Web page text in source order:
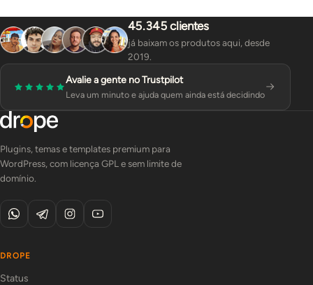
45.345 clientes
já baixam os produtos aqui, desde
2019.
Avalie a gente no Trustpilot
Leva um minuto e ajuda quem ainda está decidindo
Plugins, temas e templates premium para
WordPress, com licença GPL e sem limite de
domínio.
DROPE
Status